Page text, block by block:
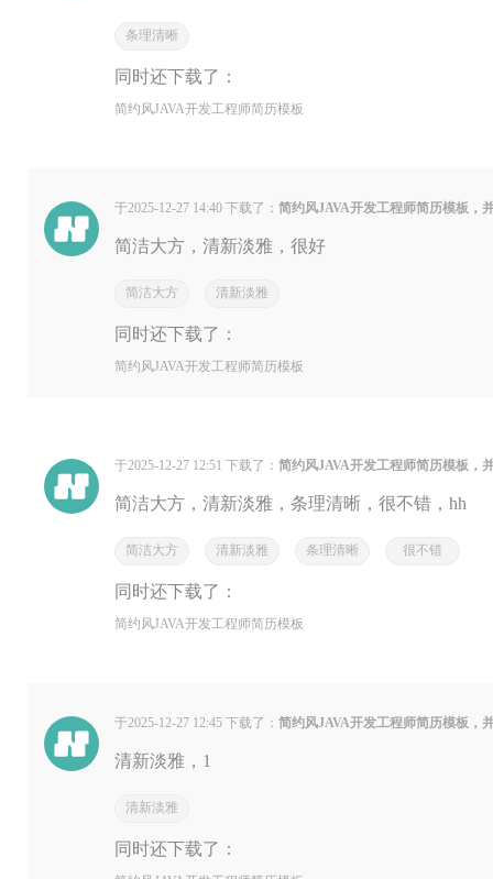
条理清晰
同时还下载了：
简约风JAVA开发工程师简历模板
于2025-12-27 14:40 下载了：简约风JAVA开发工程师简历模板，
简洁大方，清新淡雅，很好
简洁大方 清新淡雅
同时还下载了：
简约风JAVA开发工程师简历模板
于2025-12-27 12:51 下载了：简约风JAVA开发工程师简历模板，
简洁大方，清新淡雅，条理清晰，很不错，hh
简洁大方 清新淡雅 条理清晰 很不错
同时还下载了：
简约风JAVA开发工程师简历模板
于2025-12-27 12:45 下载了：简约风JAVA开发工程师简历模板，
清新淡雅，1
清新淡雅
同时还下载了：